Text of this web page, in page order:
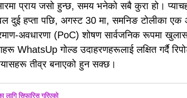
प्राय जसो हुन्छ, समय भनेको सबै कुरा हो।
हप्ता पछि, अगस्ट 30 मा, समनिङ टोलीका एक
अवधारणा (PoC) शोषण सार्वजनिक रूपमा
WhatsUp गोल्ड उदाहरणहरूलाई लक्षित गर्दै
तीव्र बनाएको हुन सक्छ।
लागि सिफारिस गरिएको